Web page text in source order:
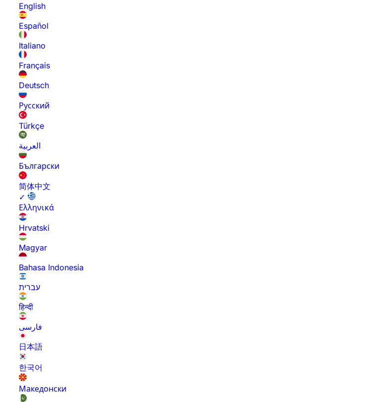
English
Español
Italiano
Français
Deutsch
Русский
Türkçe
العربية
Български
简体中文
✓
Ελληνικά
Hrvatski
Magyar
Bahasa Indonesia
עברית
हिन्दी
فارسی
日本語
한국어
Македонски